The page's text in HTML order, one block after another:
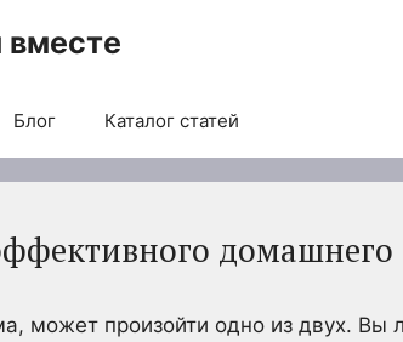
Блог Каталог статей
может произойти одно из двух. Вы